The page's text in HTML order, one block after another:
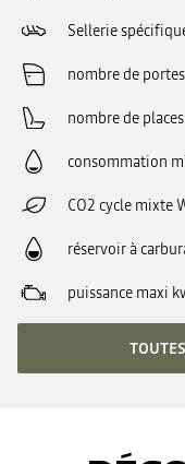
Sellerie
nombre de portes
nombre de places
consommation
CO2 cycle mixte
réservoir à
puissance maxi